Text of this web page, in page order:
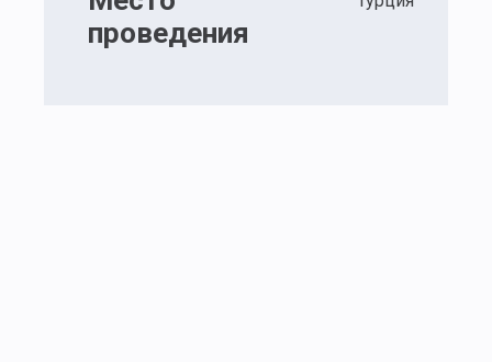
проведения